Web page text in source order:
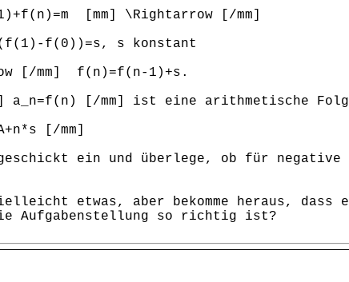
[mm] \Rightarrow [/mm]
f(0))=s, s konstant
[/mm] f(n)=f(n-1)+s.
a_n=f(n) [/mm] ist eine arithmetische
[/mm]
ein und überlege, ob für negative
etwas, aber bekomme heraus,
Aufgabenstellung so richtig ist?